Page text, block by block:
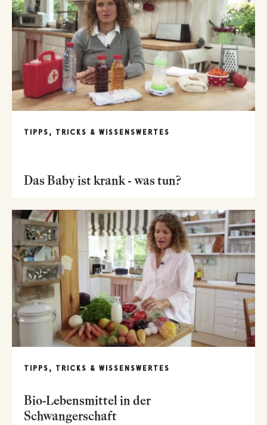
TIPPS, TRICKS & WISSENSWERTES
Das Baby ist krank - was tun?
TIPPS, TRICKS & WISSENSWERTES
Bio-Lebensmittel in der
Schwangerschaft